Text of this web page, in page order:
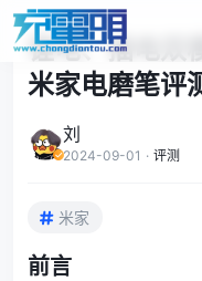
锂电、插电双
米家电磨笔评
刘
2024-09-01 · 评测
米家
前言